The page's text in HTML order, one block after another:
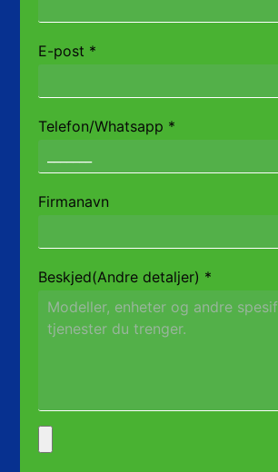
E-post *
Telefon/Whatsapp *
Firmanavn
Beskjed(Andre detaljer) *